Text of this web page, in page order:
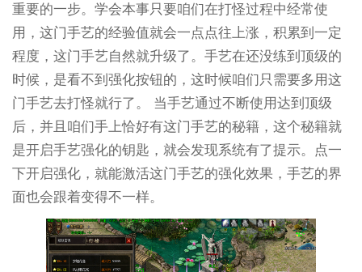
重要的一步。学会本事只要咱们在打怪过程中经常使
用，这门手艺的经验值就会一点点往上涨，积累到一定
程度，这门手艺自然就升级了。手艺在还没练到顶级的
时候，是看不到强化按钮的，这时候咱们只需要多用这
门手艺去打怪就行了。 当手艺通过不断使用达到顶级
后，并且咱们手上恰好有这门手艺的秘籍，这个秘籍就
是开启手艺强化的钥匙，就会发现系统有了提示。点一
下开启强化，就能激活这门手艺的强化效果，手艺的界
面也会跟着变得不一样。